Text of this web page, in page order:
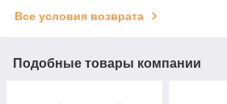
Все условия возврата
Подобные товары компании